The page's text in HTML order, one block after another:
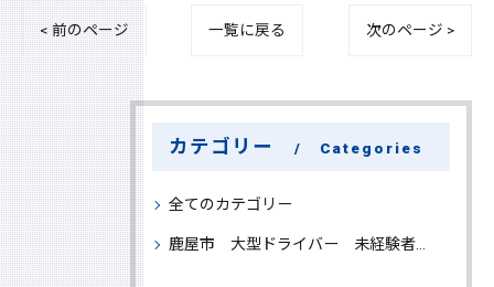
< 前のページ 一覧に戻る 次のページ >
カテゴリー Categories
全てのカテゴリー
鹿屋市 大型ドライバー 未経験者 大募集